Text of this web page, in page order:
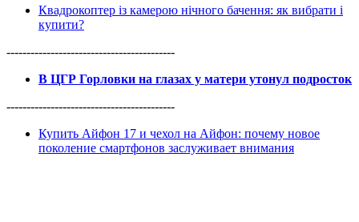
Квадрокоптер із камерою нічного бачення: як вибрати і
купити?
------------------------------------------
В ЦГР Горловки на глазах у матери утонул подросток
------------------------------------------
Купить Айфон 17 и чехол на Айфон: почему новое
поколение смартфонов заслуживает внимания